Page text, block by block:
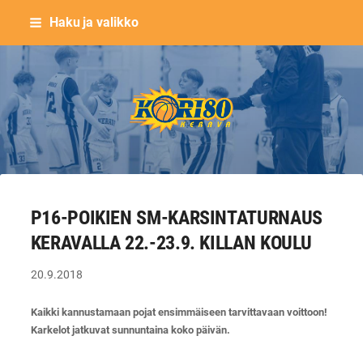
Siirry
sisältöön
Haku ja valikko
Keravan Kori-80 ry
P16-POIKIEN SM-KARSINTATURNAUS
KERAVALLA 22.-23.9. KILLAN KOULU
20.9.2018
Kaikki kannustamaan pojat ensimmäiseen tarvittavaan voittoon!
Karkelot jatkuvat sunnuntaina koko päivän.